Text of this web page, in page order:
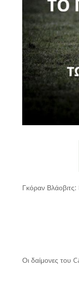
Γκόραν
Οι δαίμονες του